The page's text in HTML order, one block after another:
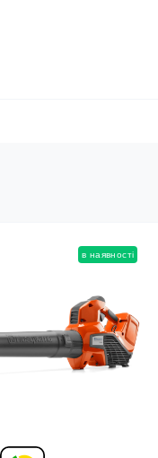
в наявності